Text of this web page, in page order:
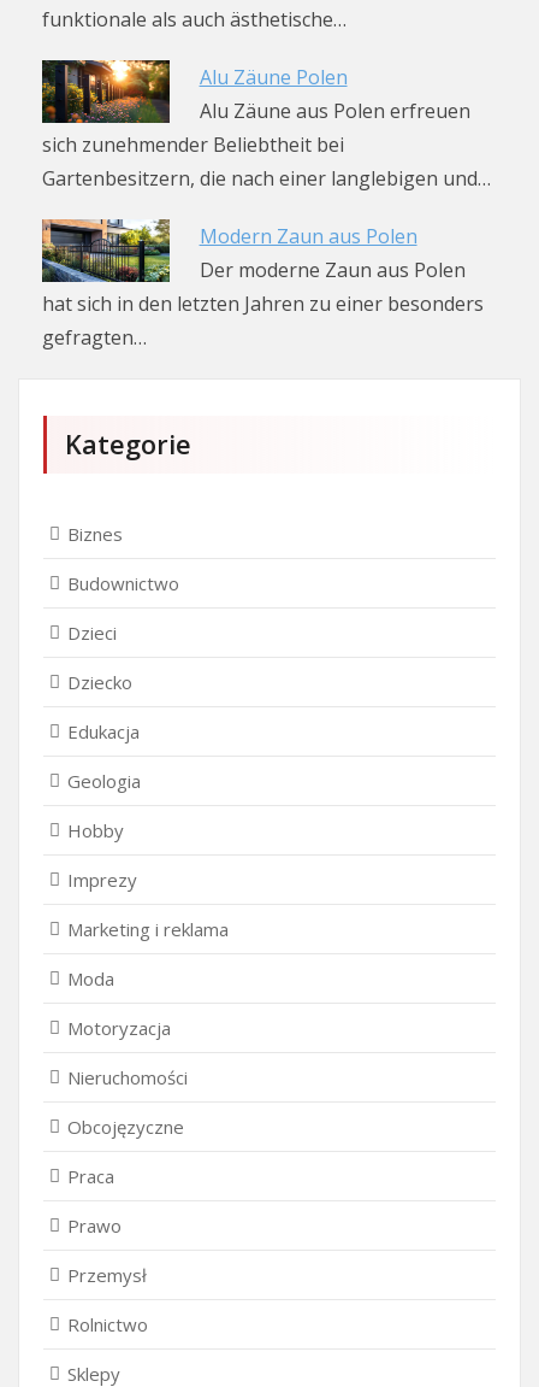
funktionale als auch ästhetische…
Alu Zäune Polen
Alu Zäune aus Polen erfreuen
sich zunehmender Beliebtheit bei
Gartenbesitzern, die nach einer langlebigen und…
Modern Zaun aus Polen
Der moderne Zaun aus Polen
hat sich in den letzten Jahren zu einer besonders
gefragten…
Kategorie
Biznes
Budownictwo
Dzieci
Dziecko
Edukacja
Geologia
Hobby
Imprezy
Marketing i reklama
Moda
Motoryzacja
Nieruchomości
Obcojęzyczne
Praca
Prawo
Przemysł
Rolnictwo
Sklepy